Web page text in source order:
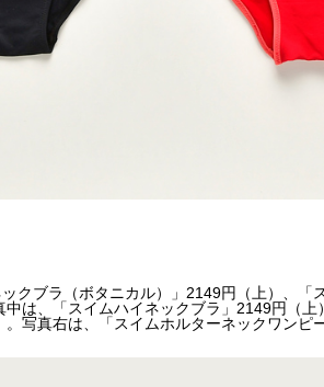
クブラ（ボタニカル）」2149円（上）、「
は、「スイムハイネックブラ」2149円（上
写真右は、「スイムホルターネックワンピ